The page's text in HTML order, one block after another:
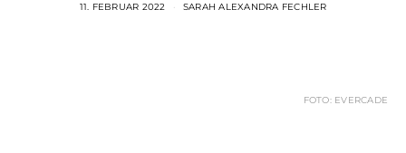
11. FEBRUAR 2022 SARAH ALEXANDRA FECHLER
FOTO: EVERCADE